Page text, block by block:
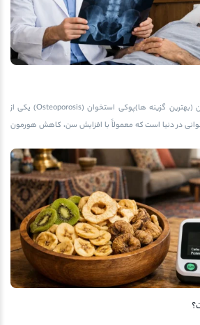
را به عنوان تهدید تلقی کرده و واکنش ایمنی نشان می
معمولاً […]
آجیل برای پوکی استخوان (بهترین گزینه ها)پوکی استخوان (Osteoporosis) یکی از
در دنیا است که معمولاً با افزایش سن، کاهش هورمون
شکستگی به ویژه در نواحی لگن، ستون فقرات و مچ دست
خوب این است که تغذیه صحیح می تواند نقش اساسی در
ایفا کند. یکی از گروه های غذایی مهم در این زمینه، آجیل ها و
مغزها هستند؛ منابعی طبیعی از کلسیم، منیزیم، فسفر، روی و اسیدهای چرب امگا۳ که
های قوی ضروری اند.اگر به دنبال راهی طبیعی برای تقویت
پوکی آن ها هستید، مصرف متعادل […]